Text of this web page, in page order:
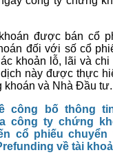
được bán cổ
đối với số cổ
khoản lỗ, lãi và
này được thực
khoán và Nhà Đầu tư.
công bố thông
công ty chứng
cổ phiếu
về tài